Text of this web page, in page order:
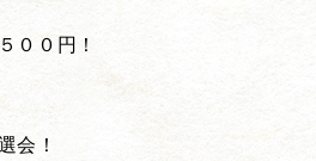
００円！
会！